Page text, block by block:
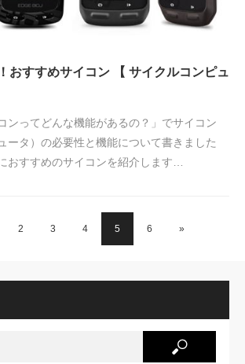
おすすめサイコン 【 サイクルコンピュ
ンってどんな機能があるの？」でサイコン
ータ）の必要性と機能について書きました
おすすめのサイコンを紹介します…
2 3 4 5 6 »